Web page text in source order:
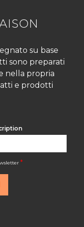
su base
sono preparati
nella propria
e prodotti
*